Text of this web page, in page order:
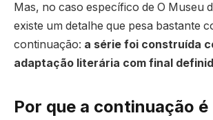
Mas, no caso específico de O Museu
existe um detalhe que pesa bastante
continuação: a série foi construída
adaptação literária com final
Por que a continuação é